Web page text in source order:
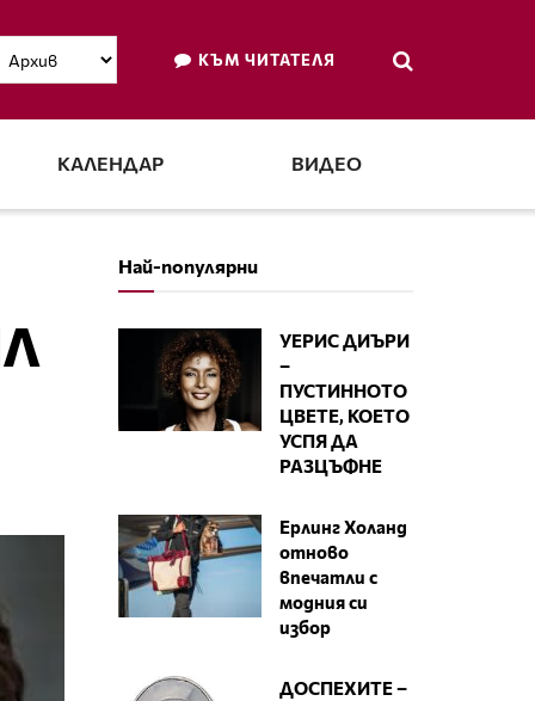
КЪМ ЧИТАТЕЛЯ
КАЛЕНДАР ВИДЕО
Най-популярни
УЕРИС ДИЪРИ
–
ПУСТИННОТО
ЦВЕТЕ, КОЕТО
УСПЯ ДА
РАЗЦЪФНЕ
Ерлинг Холанд
отново
впечатли с
модния си
избор
ДОСПЕХИТЕ –